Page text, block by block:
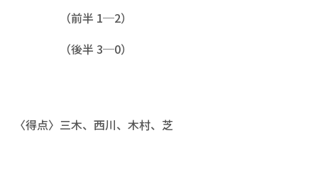
（前半 1─2）
（後半 3─0）
〈得点〉三木、西川、木村、芝